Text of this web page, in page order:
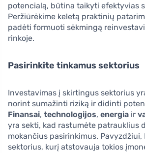
potencialą, būtina taikyti efektyvias
Peržiūrėkime keletą praktinių
padėti formuoti sėkmingą
rinkoje.
Pasirinkite tinkamus sektorius
Investavimas į skirtingus sektorius
norint sumažinti riziką ir didinti
Finansai, technologijos, energia ir
yra sekti, kad rastumėte patrauklius
mokančius pasirinkimus.
sektorius, kurį atstovauja tokios